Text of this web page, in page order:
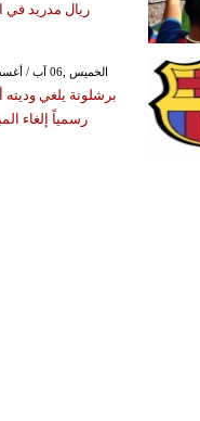
ريال مدريد في
GMT 19:49 2026 الخميس ,06 آب / أغسطس
برشلونة يلغي وديته
رسمياً إلغاء